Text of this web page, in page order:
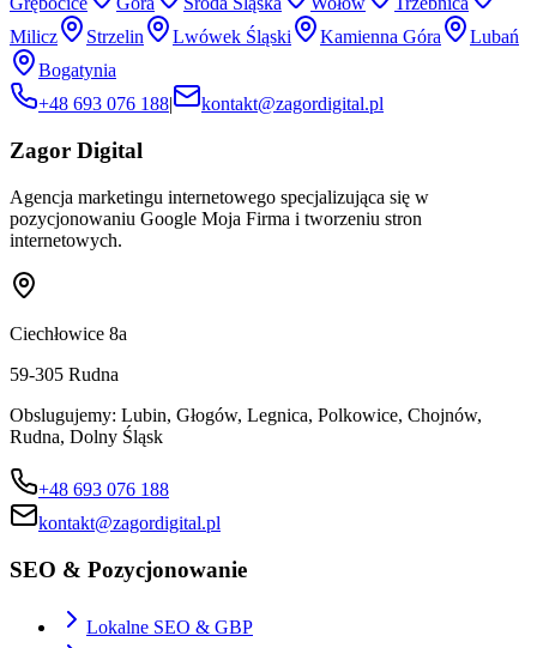
Milicz
Strzelin Lwówek Śląski Kamienna Góra
Lubań
Bogatynia
+48 693 076 188
kontakt@zagordigital.pl
Zagor Digital
Agencja marketingu internetowego specjalizująca się w
pozycjonowaniu Google Moja Firma i tworzeniu stron
internetowych.
Ciechłowice 8a
59-305 Rudna
Obslugujemy: Lubin, Głogów, Legnica, Polkowice, Chojnów,
Rudna, Dolny Śląsk
+48 693 076 188
kontakt@zagordigital.pl
SEO & Pozycjonowanie
Lokalne SEO & GBP